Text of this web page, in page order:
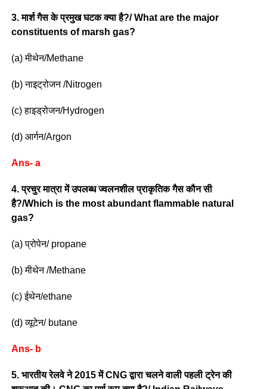
3. मार्श गैस के प्रमुख घटक क्या है?/ What are the major
constituents of marsh gas?
(a) मीथेन/Methane
(b) नाइट्रोजन /Nitrogen
(c) हाइड्रोजन/Hydrogen
(d) आर्गन/Argon
Ans- a
4. प्रचुर मात्रा में उपलब्ध ज्वलनशील प्राकृतिक गैस कौन सी
है?/Which is the most abundant flammable natural
gas?
(a) प्रोपेन/ propane
(b) मीथेन /Methane
(c) ईथेन/ethane
(d) व्यूटेन/ butane
Ans- b
5. भारतीय रेलवे ने 2015 में CNG द्वारा चलने वाली पहली ट्रेन की